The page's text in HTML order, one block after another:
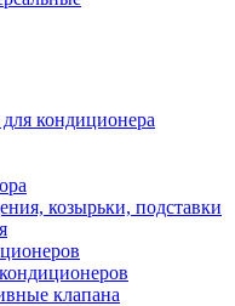
кондиционера
козырьки, подставки
клапана